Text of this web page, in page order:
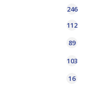
246
112
89
103
16